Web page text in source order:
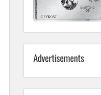
Advertisements